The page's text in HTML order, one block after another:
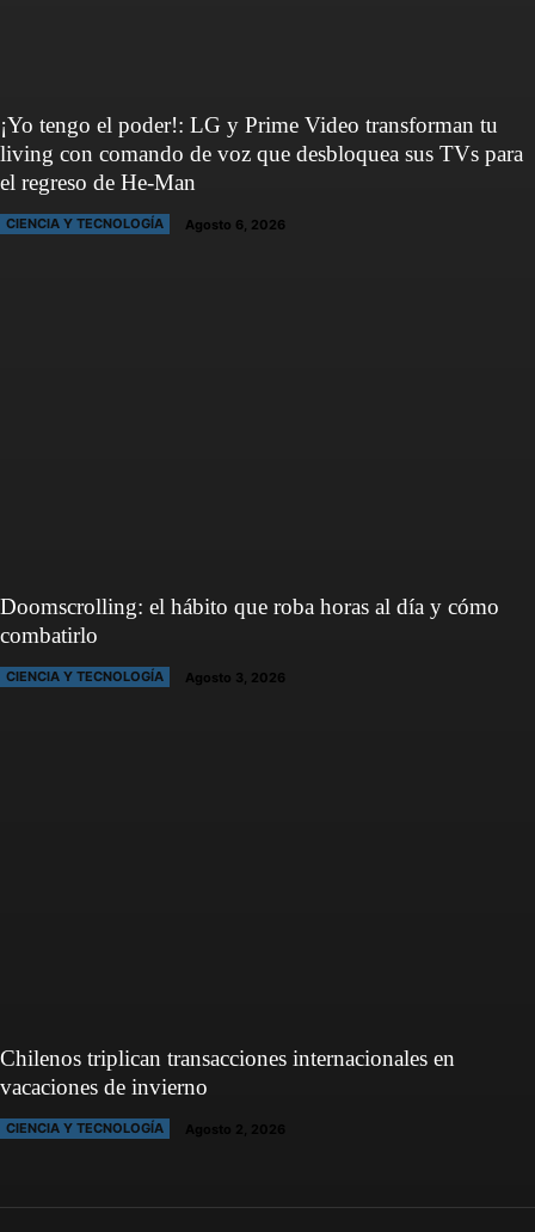
¡Yo tengo el poder!: LG y Prime Video transforman tu
living con comando de voz que desbloquea sus TVs para
el regreso de He-Man
CIENCIA Y TECNOLOGÍA Agosto 6, 2026
Doomscrolling: el hábito que roba horas al día y cómo
combatirlo
CIENCIA Y TECNOLOGÍA Agosto 3, 2026
Chilenos triplican transacciones internacionales en
vacaciones de invierno
CIENCIA Y TECNOLOGÍA Agosto 2, 2026